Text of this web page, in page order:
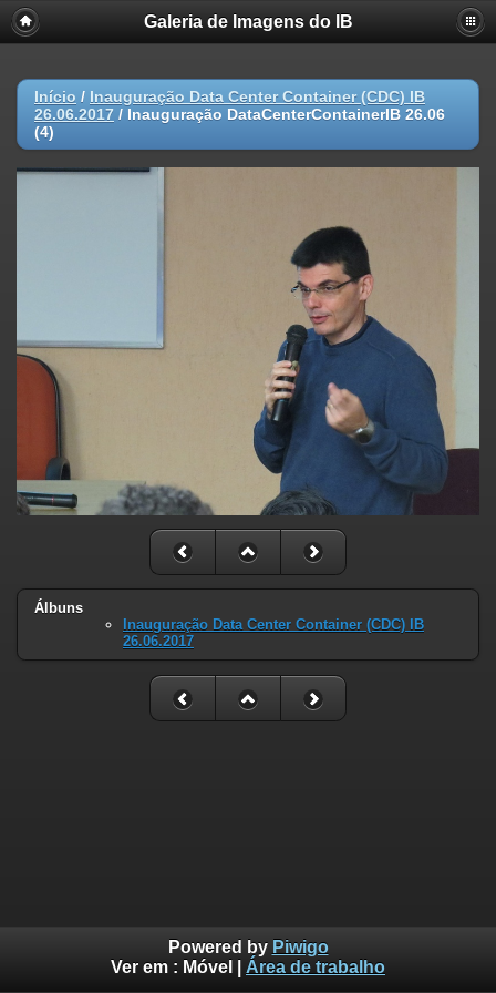
Galeria de Imagens do IB
Início / Inauguração Data Center Container (CDC) IB
26.06.2017 / Inauguração DataCenterContainerIB 26.06
(4)
Álbuns
Inauguração Data Center Container (CDC) IB
26.06.2017
Powered by Piwigo
Ver em : Móvel Área de trabalho